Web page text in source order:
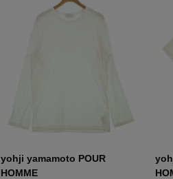
yohji yamamoto POUR
HOMME